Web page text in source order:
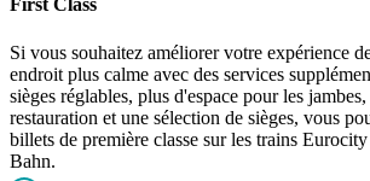
First Class
Si vous souhaitez améliorer votre expérience
endroit plus calme avec des services
sièges réglables, plus d'espace pour les
restauration et une sélection de sièges, vous
billets de première classe sur les trains
Bahn.